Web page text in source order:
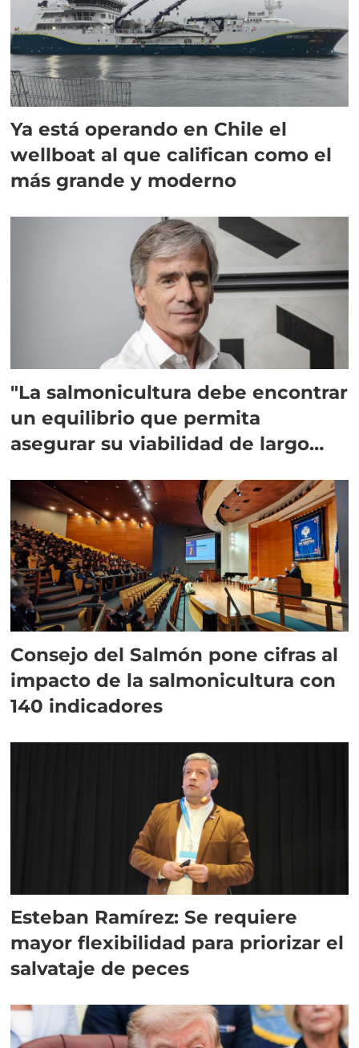
Ya está operando en Chile el
wellboat al que califican como el
más grande y moderno
"La salmonicultura debe encontrar
un equilibrio que permita
asegurar su viabilidad de largo
Consejo del Salmón pone cifras al
impacto de la salmonicultura con
140 indicadores
Esteban Ramírez: Se requiere
mayor flexibilidad para priorizar el
salvataje de peces